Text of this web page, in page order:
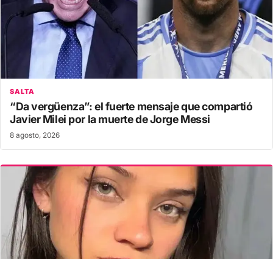
SALTA
“Da vergüenza”: el fuerte mensaje que compartió
Javier Milei por la muerte de Jorge Messi
8 agosto, 2026